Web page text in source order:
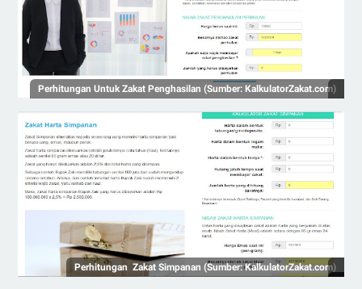
Perhitungan Untuk Zakat Penghasilan (Sumber: KalkulatorZakat.com)
Perhitungan Zakat Simpanan (Sumber: KalkulatorZakat.com)